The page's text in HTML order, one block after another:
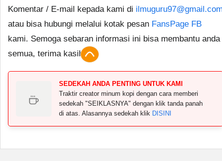
Komentar / E-mail kepada kami di
atau bisa hubungi melalui kotak pesan FansPage FB
kami. Semoga sebaran informasi ini bisa membantu anda
semua, terima kasih.
SEDEKAH ANDA PENTING UNTUK KAMI
Traktir creator minum kopi dengan cara memberi
sedekah "SEIKLASNYA" dengan klik tanda panah
di atas. Alasannya sedekah klik DISINI